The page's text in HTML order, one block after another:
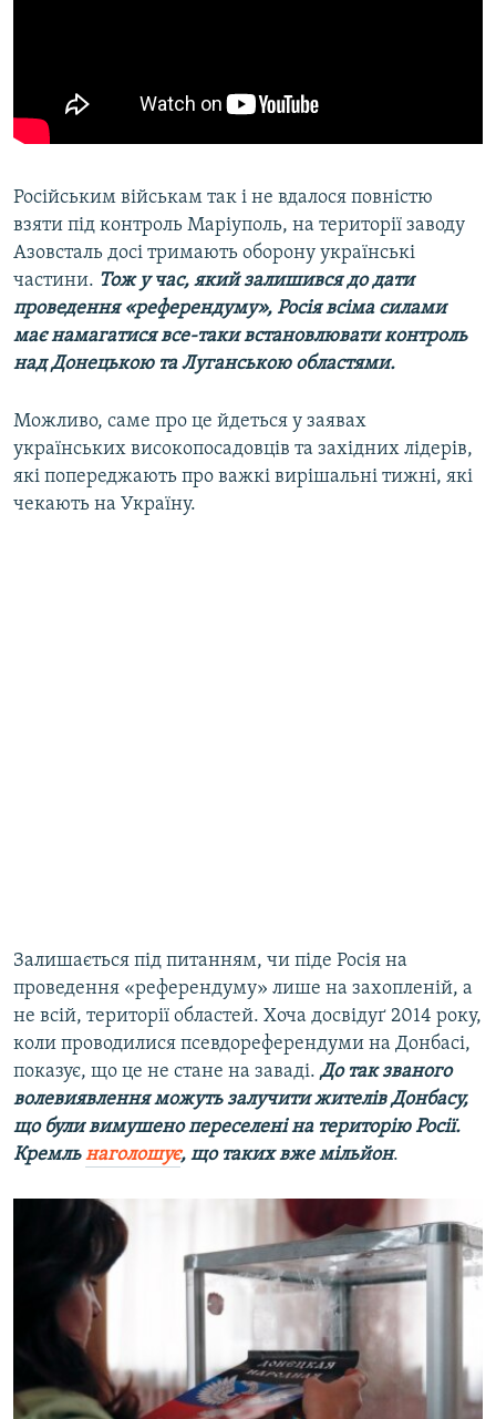
Російським військам так і не вдалося повністю
взяти під контроль Маріуполь, на території заводу
Азовсталь досі тримають оборону українські
частини. Тож у час, який залишився до дати
проведення «референдуму», Росія всіма силами
має намагатися все-таки встановлювати контроль
над Донецькою та Луганською областями.
Можливо, саме про це йдеться у заявах
українських високопосадовців та західних лідерів,
які попереджають про важкі вирішальні тижні, які
чекають на Україну.
Залишається під питанням, чи піде Росія на
проведення «референдуму» лише на захопленій, а
не всій, території областей. Хоча досвідуґ 2014 року,
коли проводилися псевдореферендуми на Донбасі,
показує, що це не стане на заваді. До так званого
волевиявлення можуть залучити жителів Донбасу,
що були вимушено переселені на територію Росії.
Кремльнаголошує, що таких вже мільйон.